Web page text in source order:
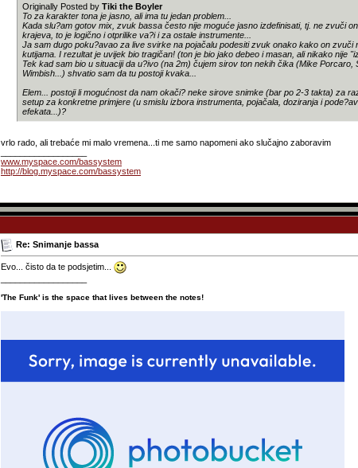
Originally Posted by Tiki the Boyler
To za karakter tona je jasno, ali ima tu jedan problem...
Kada slu?am gotov mix, zvuk bassa često nije moguće jasno izdefinisati, tj. ne zvuči
krajeva, to je logično i otprilike va?i i za ostale instrumente...
Ja sam dugo poku?avao za live svirke na pojačalu podesiti zvuk onako kako on zvuči
kutijama. I rezultat je uvijek bio tragičan! (ton je bio jako debeo i masan, ali nikako nije
Tek kad sam bio u situaciji da u?ivo (na 2m) čujem sirov ton nekih čika (Mike Porcaro,
Wimbish...) shvatio sam da tu postoji kvaka...
Elem... postoji li mogućnost da nam okači? neke sirove snimke (bar po 2-3 takta) za
setup za konkretne primjere (u smislu izbora instrumenta, pojačala, doziranja i
efekata...)?
vrlo rado, ali trebaće mi malo vremena...ti me samo napomeni ako slučajno zaboravim
www.myspace.com/bassystem
http://blog.myspace.com/bassystem
Re: Snimanje bassa
Evo... čisto da te podsjetim...
'The Funk' is the space that lives between the notes!